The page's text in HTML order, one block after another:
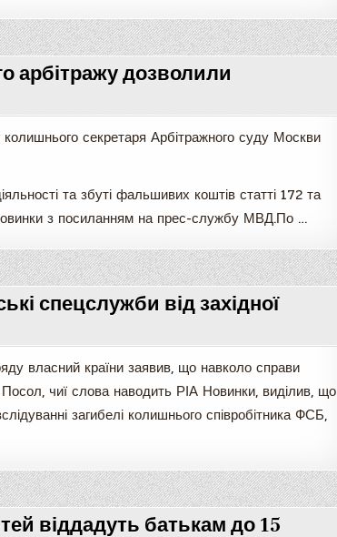
арбітражу дозволили
секретаря Арбітражного суду Москви
та збуті фальшивих коштів статті 172 та
з посиланням на прес-службу МВД.По …
спецслужби від західної
власний країни заявив, що навколо справи
Посол, чиї слова наводить РІА Новинки, виділив, що
загибелі колишнього співробітника ФСБ,
віддадуть батькам до 15